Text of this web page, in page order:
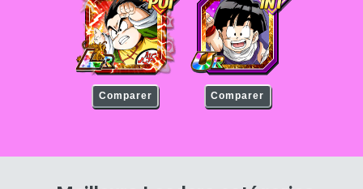
Comparer Comparer